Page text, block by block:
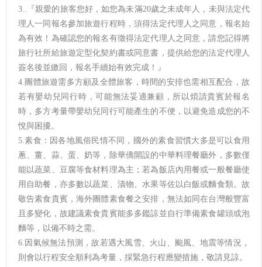
3..『親愛的旅客您好，如您為未滿20歲之未成年人，未與法定代
理人一同報名參加旅遊行程時，須得法定代理人之同意，報名始
為有效！為確認您的報名有徵得法定代理人之同意，請您記得將
旅行社所給旅遊定型化契約書或同意書，提供給您的法定代理人
簽名後並繳回，報名手續始有效完成！』
4.團體旅遊需多方顧及全體旅客，時間的安排也需相互配合，故
若有嬰幼兒同行時，可能無法妥適兼顧，所以煩請貴賓於報名
時，多方考量帶嬰幼兒同行可能產生的不便，以避免造成您的不
悅與困擾。
5.素食：因各地風俗民情不同，國外的素食習慣大多是可以食用
蔥、薑、蒜、蛋、奶等，除華僑開設的中華料理餐廳外，多數僅
能以蔬菜、豆腐等食材料理為主；若為飯店內用餐或一般餐廳使
用自助餐，亦多數以蔬菜、漬物、水果等佐以白飯或麵食類。故
敬告素食貴賓，海外團體素食餐之安排，無法如同在台灣般豐富
且多變化，故建議素食貴賓能多多鑑諒並自行準備素食罐頭或泡
麵等，以備不時之需。
6.因氣候無法預測，故若遇大風雪、火山、颱風、地震等情況，
則會以行程安全順利為考量，採緊急行程應變措施，敬請見諒。